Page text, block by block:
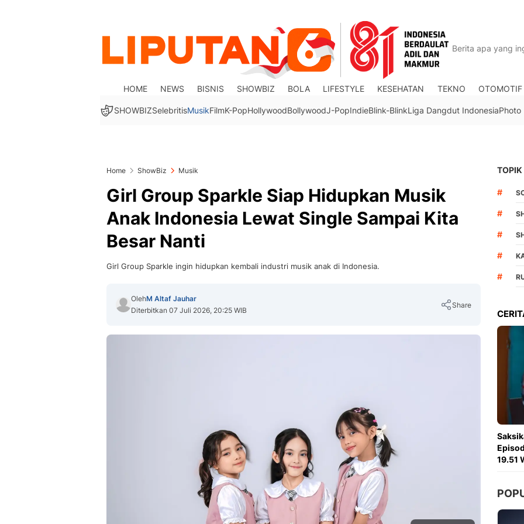
HOME NEWS BISNIS SHOWBIZ BOLA LIFESTYLE KESEHATAN TEKNO OTOMOTIF
SHOWBIZSelebritisMusikFilmK-PopHollywoodBollywoodJ-PopIndieBlink-BlinkLiga Dangdut IndonesiaPhoto
Home ShowBiz Musik
Girl Group Sparkle Siap Hidupkan Musik
Anak Indonesia Lewat Single Sampai Kita
Besar Nanti
Girl Group Sparkle ingin hidupkan kembali industri musik anak di Indonesia.
OlehM Altaf Jauhar
Diterbitkan 07 Juli 2026, 20:25 WIB
Share
TOPIK
#
#
#
#
#
19.51